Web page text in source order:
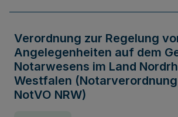
Verordnung zur Regelung
Angelegenheiten auf dem
Notarwesens im Land
Westfalen (Notarverordnung
NotVO NRW)